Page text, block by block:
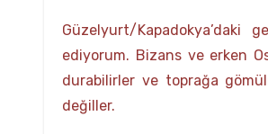
Güzelyurt/
ediyorum. Bizans ve erken
durabilirler ve toprağa
değiller.